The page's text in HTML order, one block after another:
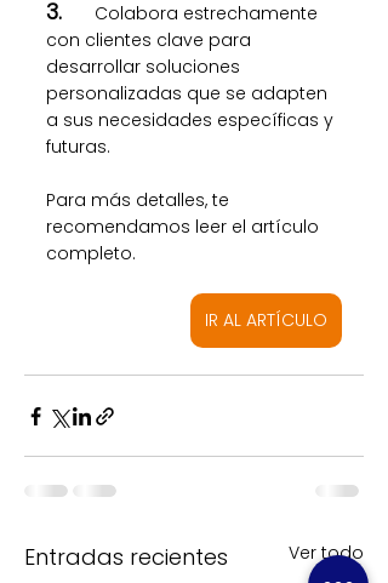
Colabora estrechamente
con clientes clave para
desarrollar soluciones
personalizadas que se adapten
a sus necesidades específicas y
futuras.
Para más detalles, te
recomendamos leer el artículo
completo.
IR AL ARTÍCULO
Entradas recientes Ver todo